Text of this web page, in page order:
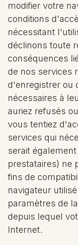
modifier votre
conditions
nécessitant
déclinons toute
conséquences
de nos services
d'enregistrer ou
nécessaires à
auriez refusés
vous tentiez
services qui
serait
prestataires) ne
fins de
navigateur
paramètres de
depuis lequel
Internet.